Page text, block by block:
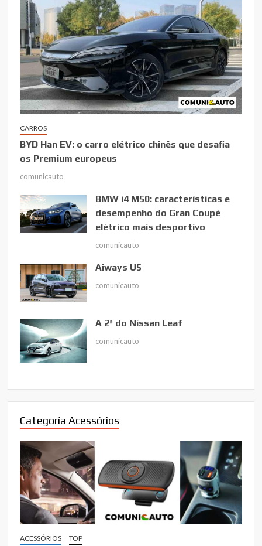
CARROS
BYD Han EV: o carro elétrico chinês que desafia
os Premium europeus
comunicauto
BMW i4 M50: características e
desempenho do Gran Coupé
elétrico mais desportivo
comunicauto
Aiways U5
comunicauto
A 2ª do Nissan Leaf
comunicauto
Categoría Acessórios
ACESSÓRIOS TOP